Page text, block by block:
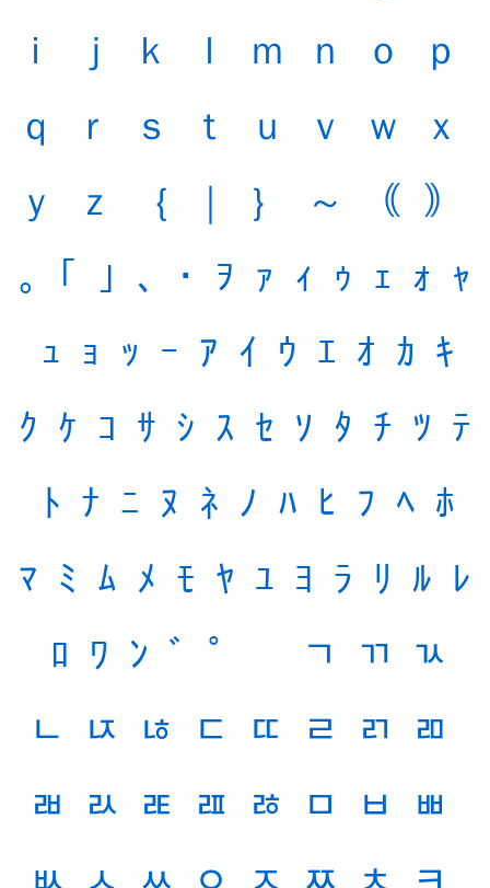
ｉ
ｊ ｋ ｌ ｍ ｎ ｏ
ｐ
ｑ
ｒ ｓ ｔ ｕ ｖ ｗ
ｘ
ｙ
ｚ ｛ ｜ ｝ ～ ｟ ｠
｡ ｢ ｣ ､ ･ ｦ ｧ ｨ ｩ ｪ ｫ ｬ
ｭ ｮ ｯ ｰ ｱ ｲ ｳ ｴ ｵ ｶ ｷ
ｸ ｹ ｺ ｻ ｼ ｽ ｾ ｿ ﾀ ﾁ ﾂ ﾃ
ﾄ ﾅ ﾆ ﾇ ﾈ ﾉ ﾊ ﾋ ﾌ ﾍ ﾎ
ﾏ ﾐ ﾑ ﾒ ﾓ ﾔ ﾕ ﾖ ﾗ ﾘ ﾙ ﾚ
ﾛ ﾜ ﾝ ﾞ ﾟ ﾡ ﾢ ﾣ
ﾤ ﾥ ﾦ ﾧ ﾨ ﾩ ﾪ ﾫ
ﾬ ﾭ ﾮ ﾯ ﾰ ﾱ ﾲ ﾳ